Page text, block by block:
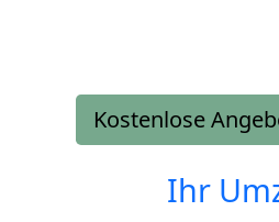
Kostenlose
Ihr